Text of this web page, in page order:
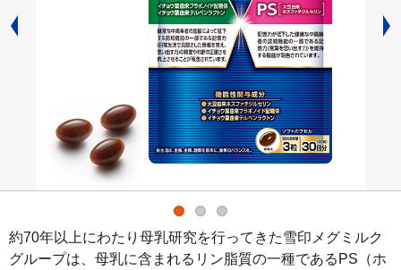
約70年以上にわたり母乳研究を行ってきた雪印メグミルク
グループは、母乳に含まれるリン脂質の一種であるPS（ホ